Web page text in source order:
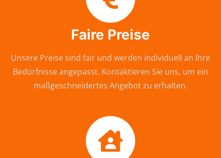
Faire Preise
Unsere Preise sind fair und werden individuell an Ihre
Bedürfnisse angepasst. Kontaktieren Sie uns, um ein
maßgeschneidertes Angebot zu erhalten.